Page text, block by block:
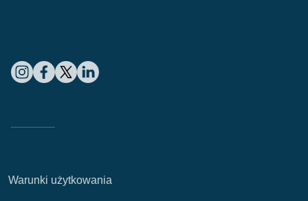
Warunki użytkowania